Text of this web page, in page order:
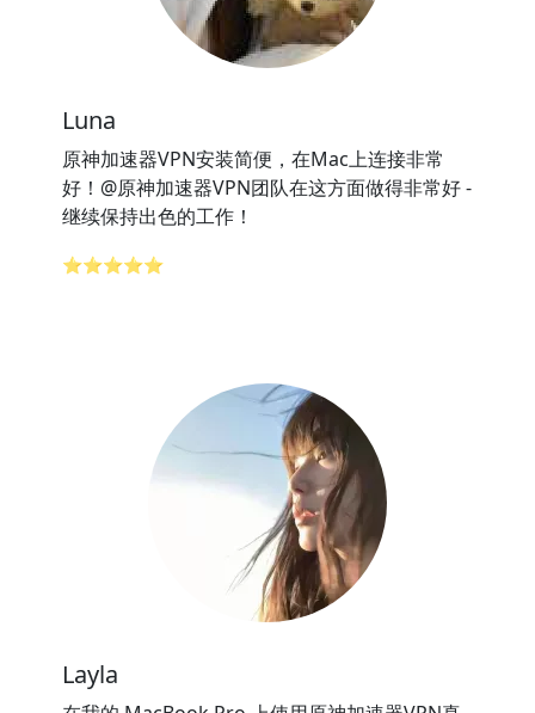
Luna
原神加速器VPN安装简便，在Mac上连接非常
好！@原神加速器VPN团队在这方面做得非常好 -
继续保持出色的工作！
⭐⭐⭐⭐⭐
Layla